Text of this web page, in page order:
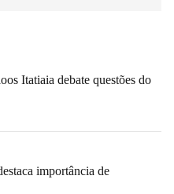
Itatiaia debate questões do
importância de